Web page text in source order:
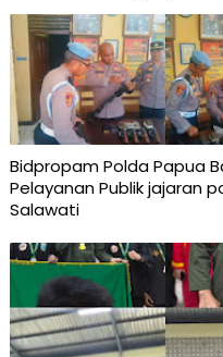
Bidpropam Polda Papua
Pelayanan Publik jajaran
Salawati